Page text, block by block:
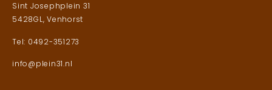
Sint Josephplein 31
5428GL, Venhorst
Tel: 0492-351273
info@plein31.nl